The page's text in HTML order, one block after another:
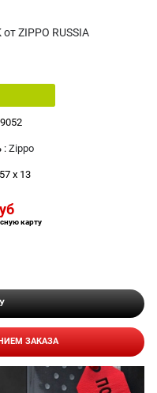
ZIPPO RUSSIA
: Zippo
x 13
карту
ЗАКАЗА